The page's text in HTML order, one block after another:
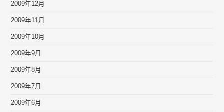
2009年12月
2009年11月
2009年10月
2009年9月
2009年8月
2009年7月
2009年6月